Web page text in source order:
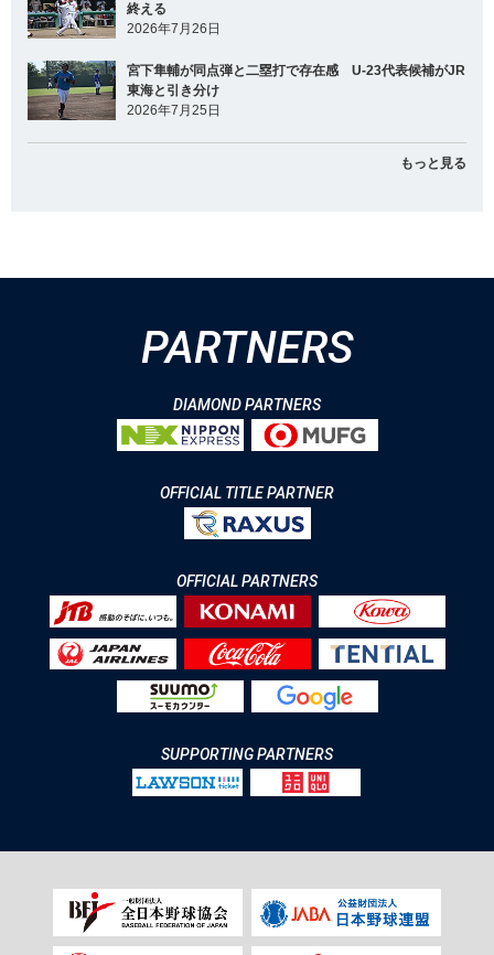
終える
2026年7月26日
宮下隼輔が同点弾と二塁打で存在感 U-23代表候補がJR
東海と引き分け
2026年7月25日
もっと見る
PARTNERS
DIAMOND PARTNERS
OFFICIAL TITLE PARTNER
OFFICIAL PARTNERS
SUPPORTING PARTNERS